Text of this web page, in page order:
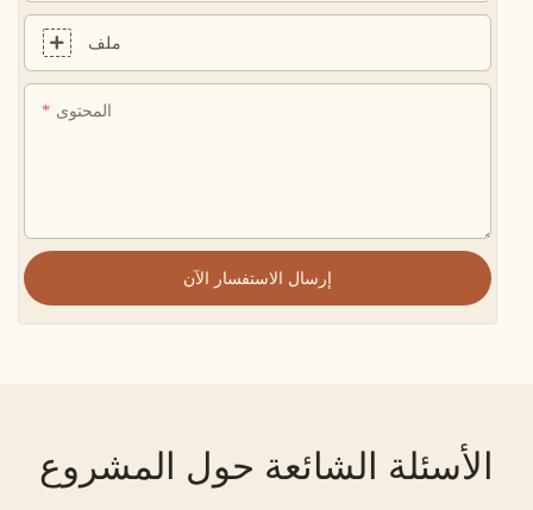
ملف
المحتوى
إرسال الاستفسار الآن
الأسئلة الشائعة حول المشروع